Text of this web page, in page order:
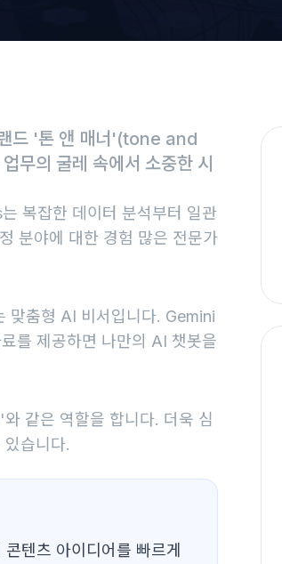
랜드 '톤 앤 매너'(tone and
무의 굴레 속에서 소중한 시
복잡한 데이터 분석부터 일관
분야에 대한 경험 많은 전문가
맞춤형 AI 비서입니다. Gemini
를 제공하면 나만의 AI 챗봇을
같은 역할을 합니다. 더욱 심
습니다.
텐츠 아이디어를 빠르게